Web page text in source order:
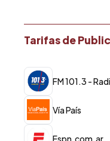
Tarifas de
FM 101.3 -
Vía País
Espn.com.ar